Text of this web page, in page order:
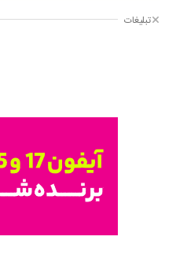
تبلیغات